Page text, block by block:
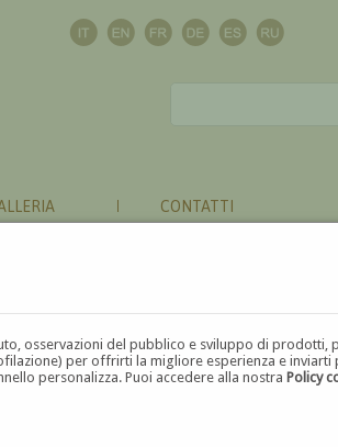
osservazioni del pubblico e sviluppo di prodotti,
per offrirti la migliore esperienza e inviarti
personalizza. Puoi accedere alla nostraPolicy
CONTATTI
R S T U V W X Y Z ⬅